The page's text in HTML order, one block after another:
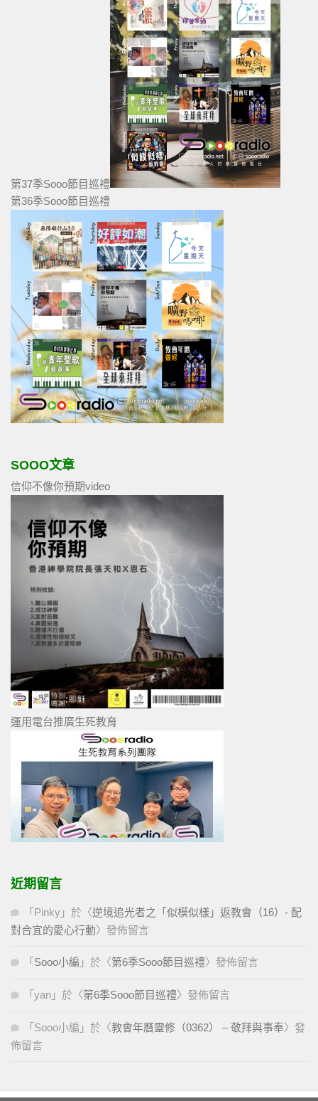
第37季Sooo節目巡禮
第36季Sooo節目巡禮
SOOO文章
信仰不像你預期video
運用電台推廣生死教育
近期留言
「 Pinky 」於〈逆境追光者之「似模似樣」返教會（16）- 配
對合宜的愛心行動〉發佈留言
「 Sooo小編 」於〈第6季Sooo節目巡禮〉發佈留言
「 yan 」於〈第6季Sooo節目巡禮〉發佈留言
「 Sooo小編 」於〈教會年曆靈修（0362） – 敬拜與事奉〉發
佈留言